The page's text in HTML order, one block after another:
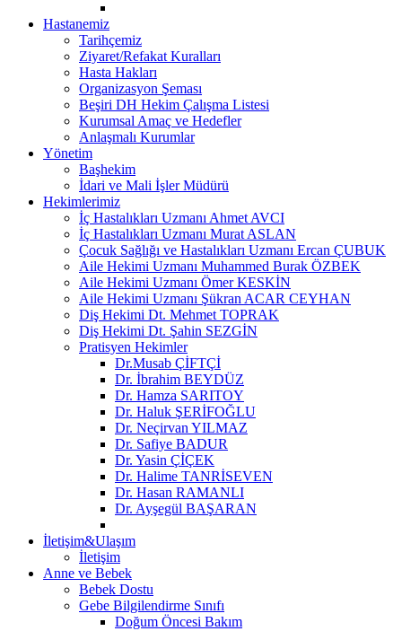
Hastanemiz
Tarihçemiz
Ziyaret/Refakat Kuralları
Hasta Hakları
Organizasyon Şeması
Beşiri DH Hekim Çalışma Listesi
Kurumsal Amaç ve Hedefler
Anlaşmalı Kurumlar
Yönetim
Başhekim
İdari ve Mali İşler Müdürü
Hekimlerimiz
İç Hastalıkları Uzmanı Ahmet AVCI
İç Hastalıkları Uzmanı Murat ASLAN
Çocuk Sağlığı ve Hastalıkları Uzmanı Ercan ÇUBUK
Aile Hekimi Uzmanı Muhammed Burak ÖZBEK
Aile Hekimi Uzmanı Ömer KESKİN
Aile Hekimi Uzmanı Şükran ACAR CEYHAN
Diş Hekimi Dt. Mehmet TOPRAK
Diş Hekimi Dt. Şahin SEZGİN
Pratisyen Hekimler
Dr.Musab ÇİFTÇİ
Dr. İbrahim BEYDÜZ
Dr. Hamza SARITOY
Dr. Haluk ŞERİFOĞLU
Dr. Neçirvan YILMAZ
Dr. Safiye BADUR
Dr. Yasin ÇİÇEK
Dr. Halime TANRİSEVEN
Dr. Hasan RAMANLI
Dr. Ayşegül BAŞARAN
İletişim&Ulaşım
İletişim
Anne ve Bebek
Bebek Dostu
Gebe Bilgilendirme Sınıfı
Doğum Öncesi Bakım